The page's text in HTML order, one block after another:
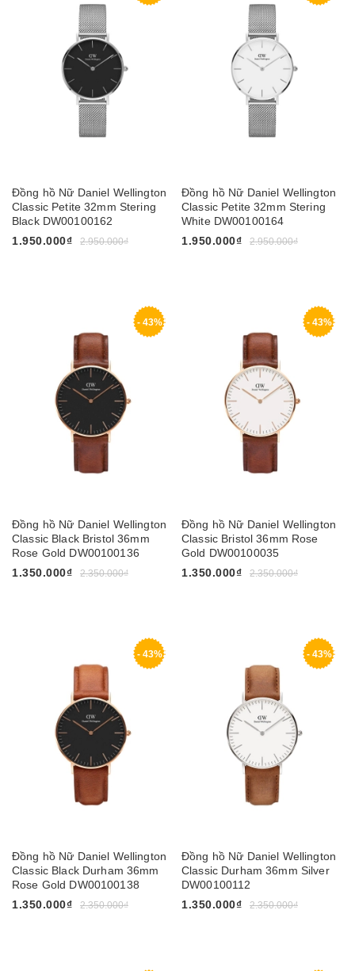
Đồng hồ Nữ Daniel Wellington
Classic Petite 32mm Stering
Black DW00100162
1.950.000₫
2.950.000₫
Đồng hồ Nữ Daniel Wellington
Classic Petite 32mm Stering
White DW00100164
1.950.000₫
2.950.000₫
- 43%
Đồng hồ Nữ Daniel Wellington
Classic Black Bristol 36mm
Rose Gold DW00100136
1.350.000₫
2.350.000₫
- 43%
Đồng hồ Nữ Daniel Wellington
Classic Bristol 36mm Rose
Gold DW00100035
1.350.000₫
2.350.000₫
- 43%
Đồng hồ Nữ Daniel Wellington
Classic Black Durham 36mm
Rose Gold DW00100138
1.350.000₫
2.350.000₫
- 43%
Đồng hồ Nữ Daniel Wellington
Classic Durham 36mm Silver
DW00100112
1.350.000₫
2.350.000₫